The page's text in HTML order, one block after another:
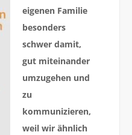
eigenen Familie
besonders
schwer damit,
gut miteinander
umzugehen und
zu
kommunizieren,
weil wir ähnlich